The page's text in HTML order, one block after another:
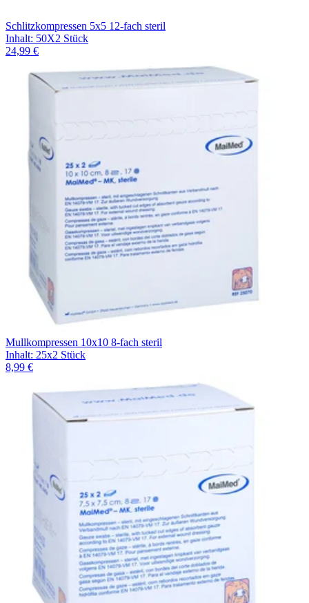
Schlitzkompressen 5x5 12-fach steril
Inhalt: 50X2 Stück
24,99 €
Mullkompressen 10x10 8-fach steril
Inhalt: 25x2 Stück
8,99 €